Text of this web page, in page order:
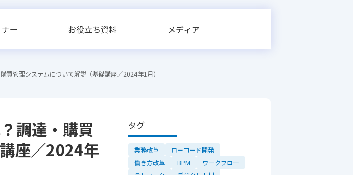
ー お役立ち資料 メディア
買管理システムについて解説（基礎講座／2024年1月）
調達・購買
座／2024年
タグ
業務改革
ローコード開発
働き方改革
BPM
ワークフロー